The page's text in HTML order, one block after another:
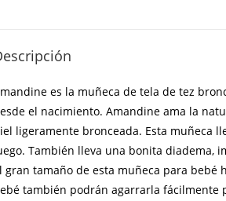
es la muñeca de tela de tez
el nacimiento. Amandine ama la
ligeramente bronceada. Esta muñeca
También lleva una bonita diadema,
gran tamaño de esta muñeca para bebé
también podrán agarrarla fácilmente